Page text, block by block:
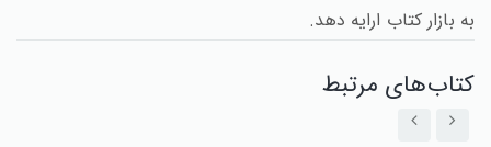
به بازار کتاب ارایه دهد.
کتاب‌های مرتبط